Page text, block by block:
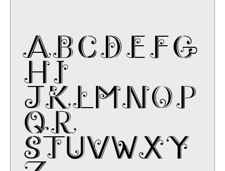
ABCDEFG
HI
JKLMNOP
QR
STUVWXY